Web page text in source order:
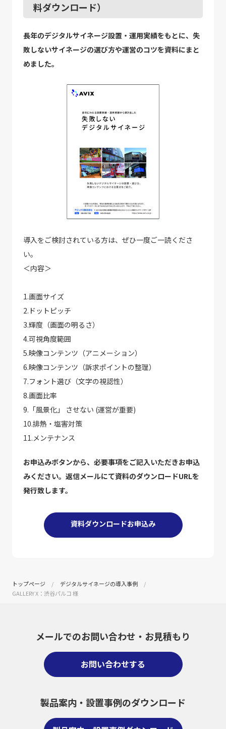
料ダウンロード）
長年のデジタルサイネージ設置・運用実績をもとに、失
敗しないサイネージの選び方や運営のコツを資料にまと
めました。
導入をご検討されている方は、ぜひ一度ご一読くださ
い。
＜内容＞
1.画面サイズ
2.ドットピッチ
3.輝度（画面の明るさ）
4.可視角度範囲
5.映像コンテンツ（アニメーション）
6.映像コンテンツ（訴求ポイントの整理）
7.フォント選び（文字の視認性）
8.画面比率
9.「風景化」 させない (運営が重要)
10.排熱・塩害対策
11.メンテナンス
お申込みボタンから、必要事項をご記入いただきお申込
みください。返信メールにて資料のダウンロードURLを
発行致します。
資料ダウンロードお申込み
トップページ
デジタルサイネージの導入事例
GALLERY X：渋谷パルコ 様
メールでのお問い合わせ・ お見積もり
お問い合わせする
製品案内・設置事例のダウンロード